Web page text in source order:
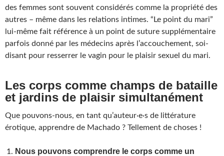
des femmes sont souvent considérés comme la propriété des
autres – même dans les relations intimes. “Le point du mari”
lui-même fait référence à un point de suture supplémentaire
parfois donné par les médecins après l’accouchement, soi-
disant pour resserrer le vagin pour le plaisir sexuel du mari.
Les corps comme champs de bataille
et jardins de plaisir simultanément
Que pouvons-nous, en tant qu’auteur·e·s de littérature
érotique, apprendre de Machado ? Tellement de choses !
Nous pouvons comprendre le corps comme un